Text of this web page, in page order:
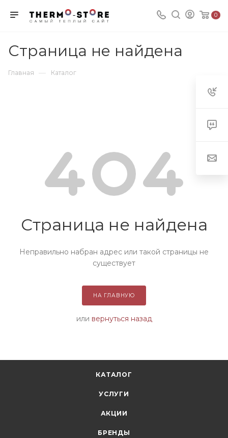
0
Страница не найдена
Главная — Каталог
Страница не найдена
Неправильно набран адрес или такой страницы не
существует
НА ГЛАВНУЮ
или вернуться назад
КАТАЛОГ
УСЛУГИ
АКЦИИ
БРЕНДЫ